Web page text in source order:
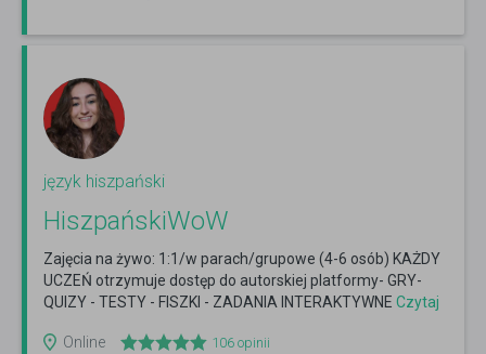
język hiszpański
HiszpańskiWoW
Zajęcia na żywo: 1:1/w parach/grupowe (4-6 osób) KAŻDY
UCZEŃ otrzymuje dostęp do autorskiej platformy- GRY-
QUIZY - TESTY - FISZKI - ZADANIA INTERAKTYWNE Czytaj
Online
106 opinii